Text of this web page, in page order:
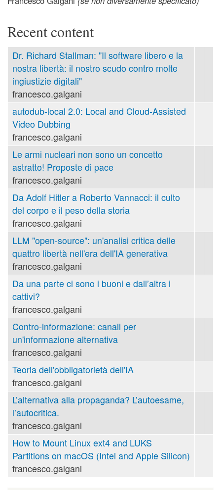
Recent content
Dr. Richard Stallman: "Il software libero e la
nostra libertà: il nostro scudo contro molte
ingiustizie digitali"
francesco.galgani
autodub-local 2.0: Local and Cloud-Assisted
Video Dubbing
francesco.galgani
Le armi nucleari non sono un concetto
astratto! Proposte di pace
francesco.galgani
Da Adolf Hitler a Roberto Vannacci: il culto
del corpo e il peso della storia
francesco.galgani
LLM "open-source": un'analisi critica delle
quattro libertà nell'era dell'IA generativa
francesco.galgani
Da una parte ci sono i buoni e dall’altra i
cattivi?
francesco.galgani
Contro-informazione: canali per
un'informazione alternativa
francesco.galgani
Teoria dell'obbligatorietà dell'IA
francesco.galgani
L’alternativa alla propaganda? L’autoesame,
l’autocritica.
francesco.galgani
How to Mount Linux ext4 and LUKS
Partitions on macOS (Intel and Apple Silicon)
francesco.galgani